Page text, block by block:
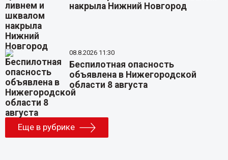
накрыла Нижний Новгород
08.8.2026 11:30
Беспилотная опасность
объявлена в Нижегородской
области 8 августа
Еще в рубрике